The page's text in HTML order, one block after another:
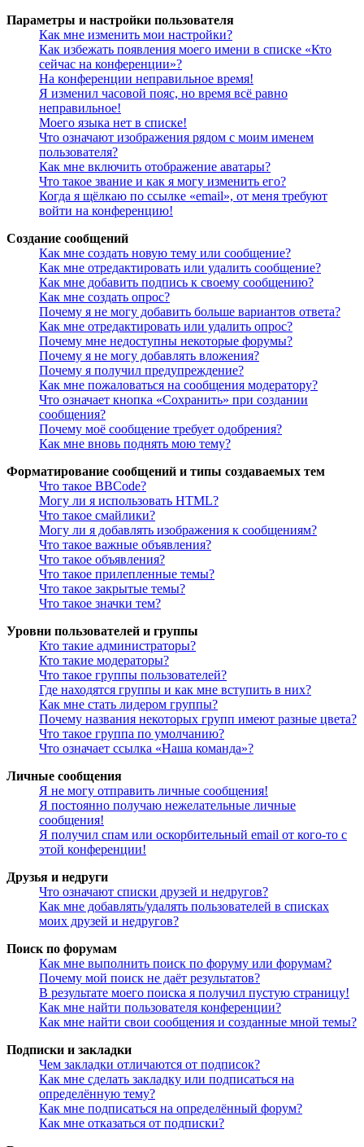
Параметры и настройки пользователя
Как мне изменить мои настройки?
Как избежать появления моего имени в списке «Кто
сейчас на конференции»?
На конференции неправильное время!
Я изменил часовой пояс, но время всё равно
неправильное!
Моего языка нет в списке!
Что означают изображения рядом с моим именем
пользователя?
Как мне включить отображение аватары?
Что такое звание и как я могу изменить его?
Когда я щёлкаю по ссылке «email», от меня требуют
войти на конференцию!
Создание сообщений
Как мне создать новую тему или сообщение?
Как мне отредактировать или удалить сообщение?
Как мне добавить подпись к своему сообщению?
Как мне создать опрос?
Почему я не могу добавить больше вариантов ответа?
Как мне отредактировать или удалить опрос?
Почему мне недоступны некоторые форумы?
Почему я не могу добавлять вложения?
Почему я получил предупреждение?
Как мне пожаловаться на сообщения модератору?
Что означает кнопка «Сохранить» при создании
сообщения?
Почему моё сообщение требует одобрения?
Как мне вновь поднять мою тему?
Форматирование сообщений и типы создаваемых тем
Что такое BBCode?
Могу ли я использовать HTML?
Что такое смайлики?
Могу ли я добавлять изображения к сообщениям?
Что такое важные объявления?
Что такое объявления?
Что такое прилепленные темы?
Что такое закрытые темы?
Что такое значки тем?
Уровни пользователей и группы
Кто такие администраторы?
Кто такие модераторы?
Что такое группы пользователей?
Где находятся группы и как мне вступить в них?
Как мне стать лидером группы?
Почему названия некоторых групп имеют разные цвета?
Что такое группа по умолчанию?
Что означает ссылка «Наша команда»?
Личные сообщения
Я не могу отправить личные сообщения!
Я постоянно получаю нежелательные личные
сообщения!
Я получил спам или оскорбительный email от кого-то с
этой конференции!
Друзья и недруги
Что означают списки друзей и недругов?
Как мне добавлять/удалять пользователей в списках
моих друзей и недругов?
Поиск по форумам
Как мне выполнить поиск по форуму или форумам?
Почему мой поиск не даёт результатов?
В результате моего поиска я получил пустую страницу!
Как мне найти пользователя конференции?
Как мне найти свои сообщения и созданные мной темы?
Подписки и закладки
Чем закладки отличаются от подписок?
Как мне сделать закладку или подписаться на
определённую тему?
Как мне подписаться на определённый форум?
Как мне отказаться от подписки?